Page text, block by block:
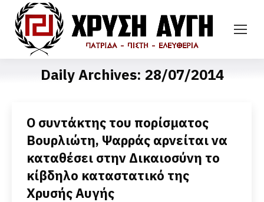
Daily Archives: 28/07/2014
Ο συντάκτης του πορίσματος
Βουρλιώτη, Ψαρράς αρνείται να
καταθέσει στην Δικαιοσύνη το
κίβδηλο καταστατικό της
Χρυσής Αυγής